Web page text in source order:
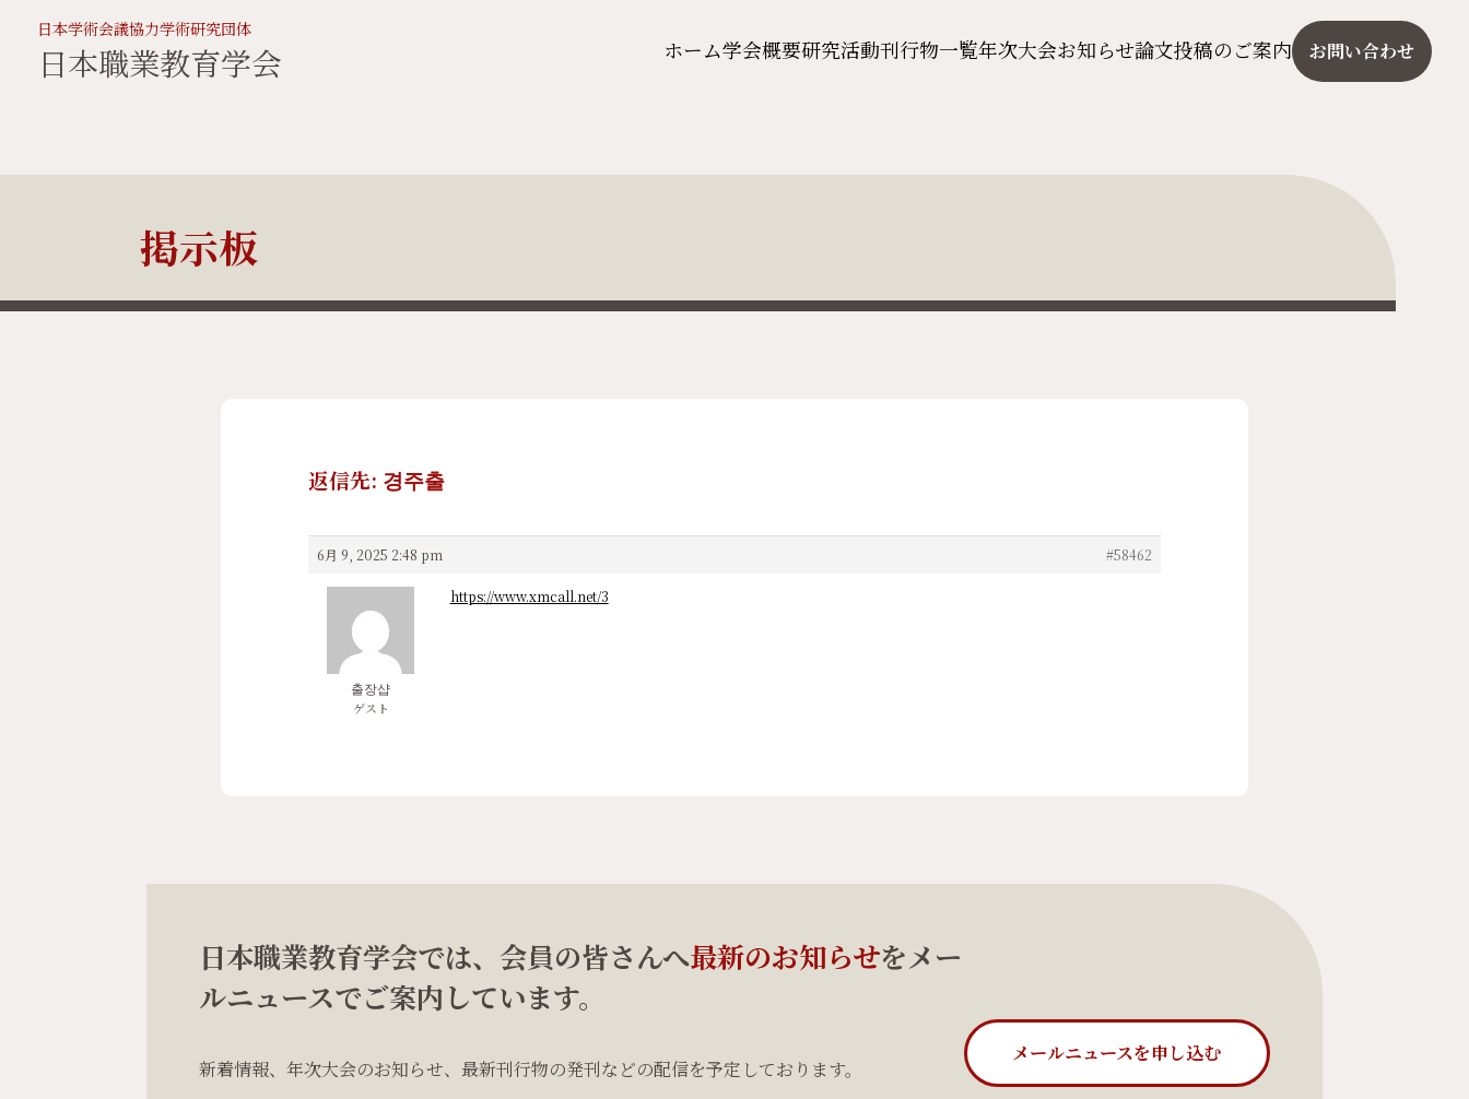
日本学術会議協力学術研究団体
日本職業教育学会 ホーム学会概要研究活動刊行物一覧年次大会お知らせ論文投稿のご案内 お問い合わせ
掲示板
返信先: 경주출
6月 9, 2025 2:48 pm #58462
출장샵
ゲスト
https://www.xmcall.net/3
日本職業教育学会では、会員の皆さんへ最新のお知らせをメー
ルニュースでご案内しています。
新着情報、年次大会のお知らせ、最新刊行物の発刊などの配信を予定しております。
メールニュースを申し込む